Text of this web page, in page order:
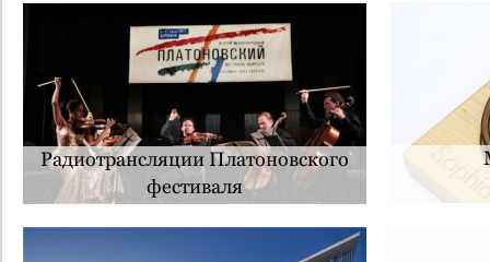
Радиотрансляции Платоновского
фестиваля